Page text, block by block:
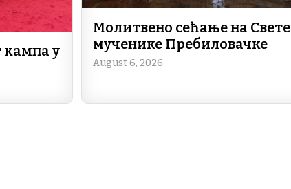
кампа у
Молитвено сећање на Свете
мученике Пребиловачке
August 6, 2026